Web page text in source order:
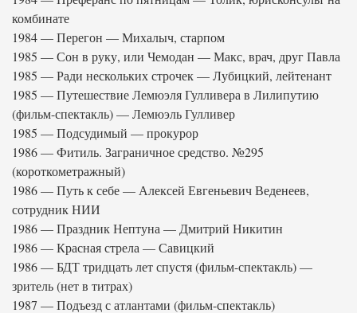
комбинате
1984 — Перегон — Михалыч, старпом
1985 — Сон в руку, или Чемодан — Макс, врач, друг Павла
1985 — Ради нескольких строчек — Лубицкий, лейтенант
1985 — Путешествие Лемюэля Гулливера в Лилипутию
(фильм-спектакль) — Лемюэль Гулливер
1985 — Подсудимый — прокурор
1986 — Фитиль. Заграничное средство. №295
(короткометражный)
1986 — Путь к себе — Алексей Евгеньевич Веденеев,
сотрудник НИИ
1986 — Праздник Нептуна — Дмитрий Никитин
1986 — Красная стрела — Савицкий
1986 — БДТ тридцать лет спустя (фильм-спектакль) —
зритель (нет в титрах)
1987 — Подъезд с атлантами (фильм-спектакль)